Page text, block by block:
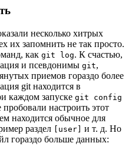
несколько хитрых
их запомнить не так просто.
как git log. К счастью,
и псевдонимы git,
приемов гораздо более
git находится в
каждом запуске git config
настроить этот
находится обычное для
раздел
[user]
и т. д. Но
гораздо больше данных: